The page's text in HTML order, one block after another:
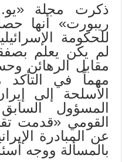
ذكرت مجلة
ريبورت» أنها
للحكومة
لم يكن يعلم
مقابل الرهائن
مهماً في
الأسلحة إلى
المسؤول
القومي «قدمت
عن المبادرة
بالمسألة ووجه